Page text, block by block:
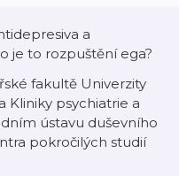
a
je to rozpuštění ega?
fakultě Univerzity
Kliniky psychiatrie a
ústavu duševního
pokročilých studií